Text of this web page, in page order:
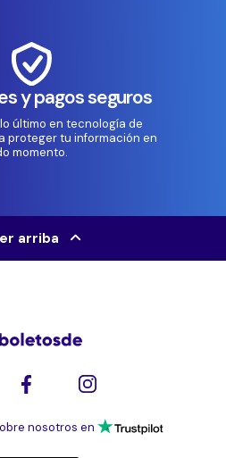
y pagos seguros
último en tecnología de
proteger tu información en
momento.
arriba
nosotros en